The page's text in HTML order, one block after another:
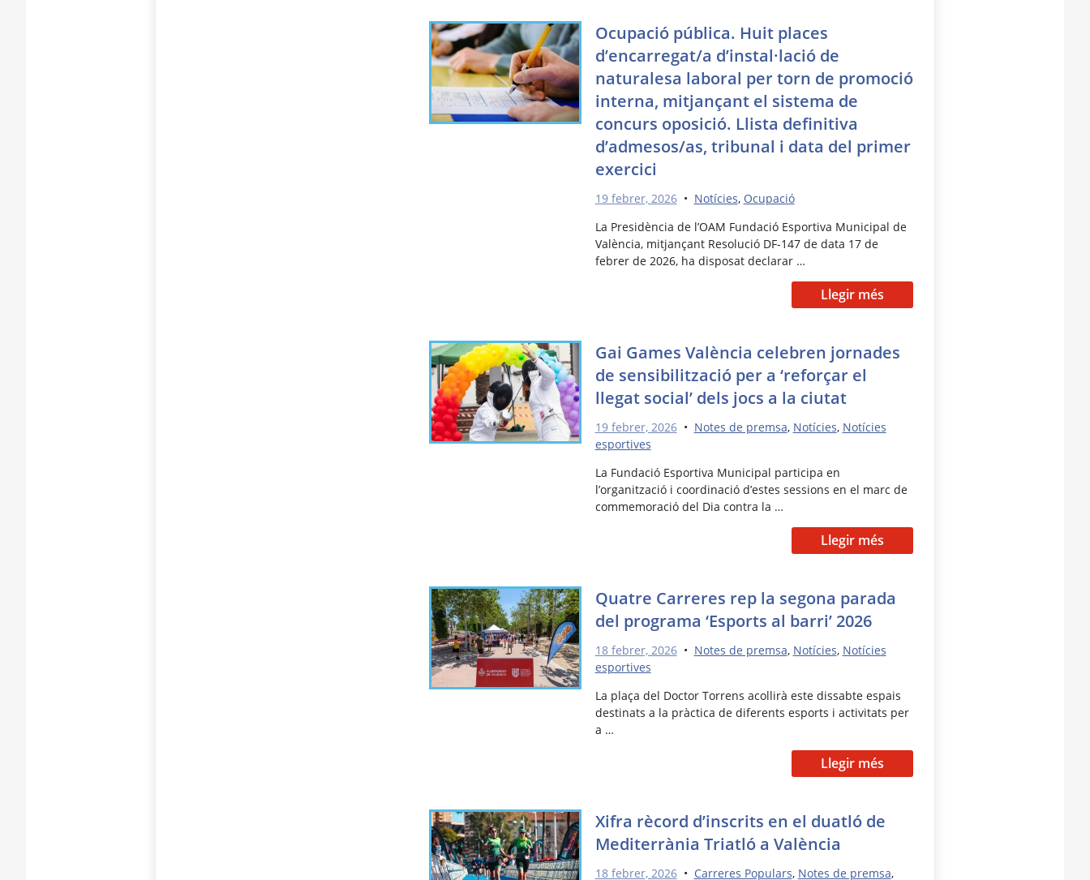
Ocupació pública. Huit places
d’encarregat/a d’instal·lació de
naturalesa laboral per torn de promoció
interna, mitjançant el sistema de
concurs oposició. Llista definitiva
d’admesos/as, tribunal i data del primer
exercici
19 febrer, 2026• Notícies, Ocupació
La Presidència de l’OAM Fundació Esportiva Municipal de
València, mitjançant Resolució DF-147 de data 17 de
febrer de 2026, ha disposat declarar …
Llegir més
Gai Games València celebren jornades
de sensibilització per a ‘reforçar el
llegat social’ dels jocs a la ciutat
19 febrer, 2026• Notes de premsa, Notícies, Notícies
esportives
La Fundació Esportiva Municipal participa en
l’organització i coordinació d’estes sessions en el marc de
commemoració del Dia contra la …
Llegir més
Quatre Carreres rep la segona parada
del programa ‘Esports al barri’ 2026
18 febrer, 2026• Notes de premsa, Notícies, Notícies
esportives
La plaça del Doctor Torrens acollirà este dissabte espais
destinats a la pràctica de diferents esports i activitats per
a …
Llegir més
Xifra rècord d’inscrits en el duatló de
Mediterrània Triatló a València
18 febrer, 2026• Carreres Populars, Notes de premsa,